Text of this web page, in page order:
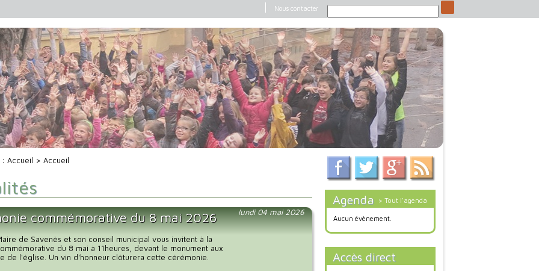
Nous contacter
:Accueil > Accueil
lundi 04 mai 2026
commémorative du 8 mai 2026
de Savenès et son conseil municipal vous invitent à la
du 8 mai à 11heures, devant le monument aux
de l'église. Un vin d'honneur clôturera cette cérémonie.
Agenda > Tout l'agenda
Aucun évènement.
Accès direct